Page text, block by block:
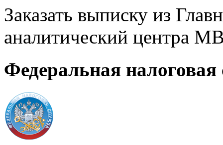
Заказать выписку из
аналитический центра
Федеральная налоговая